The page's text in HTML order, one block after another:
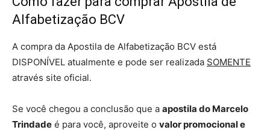
Alfabetização BCV
A compra da Apostila de Alfabetização BCV está
DISPONÍVEL atualmente e pode ser realizada SOMENTE
através site oficial.
Se você chegou a conclusão que a apostila do Marcelo
Trindade é para você, aproveite o valor promocional e